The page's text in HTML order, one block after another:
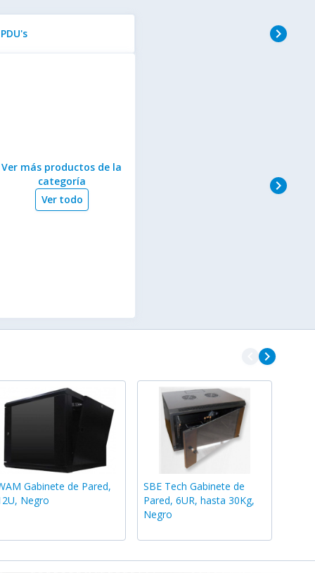
PDU's navigate_next
Ver más productos de la
categoría
Ver todo
navigate_next
navigate_beforenavigate_next
Gabinete de Pared,
Negro
SBE Tech Gabinete de
Pared, 6UR, hasta 30Kg,
Negro